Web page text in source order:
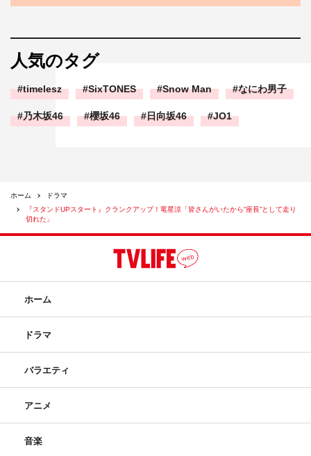
人気のタグ
timelesz SixTONES Snow Man なにわ男子
乃木坂46 櫻坂46 日向坂46 JO1
ホーム
ドラマ
『スタンドUPスタート』クランクアップ！竜星涼「皆さんがいたから“座長”として走り
切れた」
ホーム
ドラマ
バラエティ
アニメ
音楽